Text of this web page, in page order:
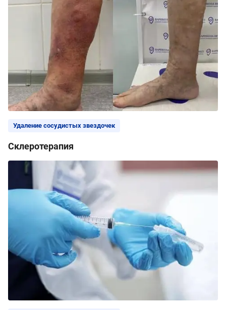
Удаление сосудистых звездочек
Склеротерапия